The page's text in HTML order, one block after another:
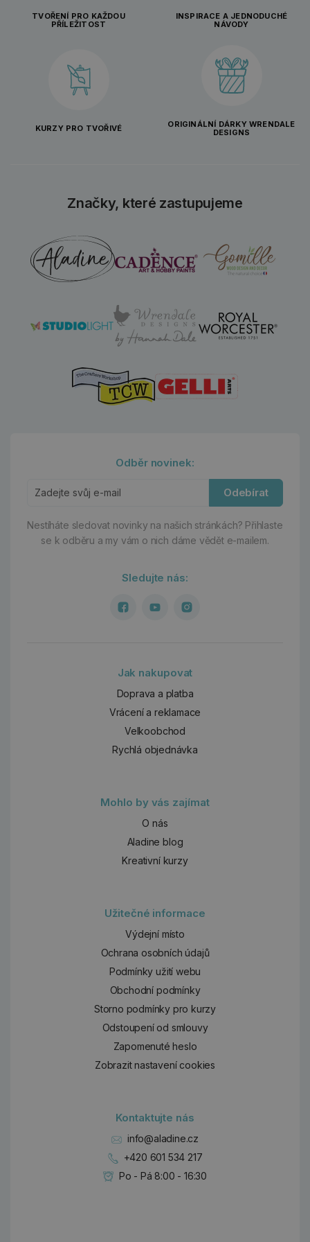
TVOŘENÍ PRO KAŽDOU
PŘÍLEŽITOST
INSPIRACE A JEDNODUCHÉ
NÁVODY
KURZY PRO TVOŘIVÉ
ORIGINÁLNÍ DÁRKY WRENDALE
DESIGNS
Značky, které zastupujeme
Odběr novinek:
Odebírat
Nestíháte sledovat novinky na našich stránkách? Přihlaste
se k odběru a my vám o nich dáme vědět e-mailem.
Sledujte nás:
Jak nakupovat
Doprava a platba
Vrácení a reklamace
Velkoobchod
Rychlá objednávka
Mohlo by vás zajímat
O nás
Aladine blog
Kreativní kurzy
Užitečné informace
Výdejní místo
Ochrana osobních údajů
Podmínky užití webu
Obchodní podmínky
Storno podmínky pro kurzy
Odstoupení od smlouvy
Zapomenuté heslo
Zobrazit nastavení cookies
Kontaktujte nás
info@aladine.cz
+420 601 534 217
Po - Pá 8:00 - 16:30